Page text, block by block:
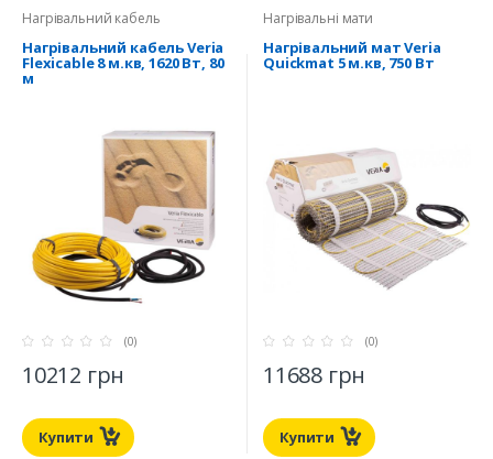
Нагрівальний кабель
Нагрівальний кабель Veria
Flexicable 8 м.кв, 1620 Вт, 80
м
(0)
10212 грн
Купити
Нагрівальні мати
Нагрівальний мат Veria
Quickmat 5 м.кв, 750 Вт
(0)
11688 грн
Купити